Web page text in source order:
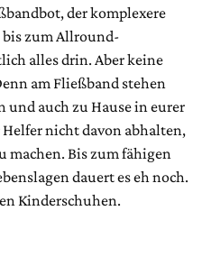
der komplexere
zum Allround-
alles drin. Aber keine
am Fließband stehen
auch zu Hause in eurer
nicht davon abhalten,
machen. Bis zum fähigen
dauert es eh noch.
Kinderschuhen.